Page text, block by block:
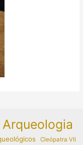
Arqueologia
Cleópatra VII